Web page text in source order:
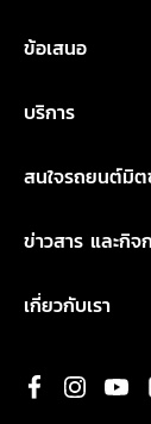
ไทรทัน
เอ็กซ์แพนเดอร์ เ
แอททราจ
ข้อเสนอ
อุปกรณ์ตกแต่ง
คำนวณค่าใช้จ่ายเ
บริการ
น้ำมันเครื่องและเ
ตรวจสอบ/ปรับป
สนใจรถยนต์มิ
ดาวน์โหลดโบรชัวร์
ข่าวสาร และกิจ
ข่าวสารล่าสุด
กิจกรรมเพื่อสัง
เกี่ยวกับเรา
พันธกิจ